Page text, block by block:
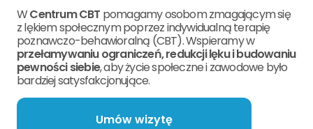
WCentrum CBT pomagamy osobom zmagającym się
z lękiem społecznym poprzez indywidualną terapię
poznawczo-behawioralną (CBT). Wspieramy w
przełamywaniu ograniczeń, redukcji lęku i budowaniu
pewności siebie, aby życie społeczne i zawodowe było
bardziej satysfakcjonujące.
Umów wizytę